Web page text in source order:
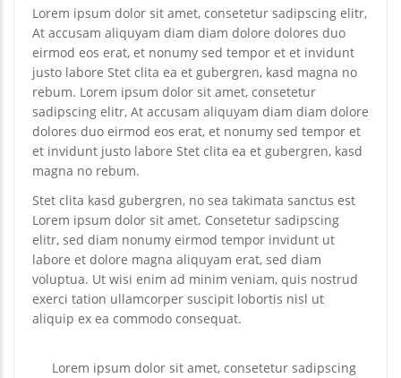
Lorem ipsum dolor sit amet, consetetur sadipscing elitr,
At accusam aliquyam diam diam dolore dolores duo
eirmod eos erat, et nonumy sed tempor et et invidunt
justo labore Stet clita ea et gubergren, kasd magna no
rebum. Lorem ipsum dolor sit amet, consetetur
sadipscing elitr, At accusam aliquyam diam diam dolore
dolores duo eirmod eos erat, et nonumy sed tempor et
et invidunt justo labore Stet clita ea et gubergren, kasd
magna no rebum.
Stet clita kasd gubergren, no sea takimata sanctus est
Lorem ipsum dolor sit amet. Consetetur sadipscing
elitr, sed diam nonumy eirmod tempor invidunt ut
labore et dolore magna aliquyam erat, sed diam
voluptua. Ut wisi enim ad minim veniam, quis nostrud
exerci tation ullamcorper suscipit lobortis nisl ut
aliquip ex ea commodo consequat.
Lorem ipsum dolor sit amet, consetetur sadipscing